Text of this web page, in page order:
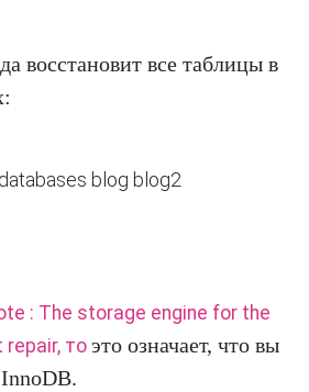
восстановит все таблицы в
blog blog2
: The storage engine for the
то это означает, что вы